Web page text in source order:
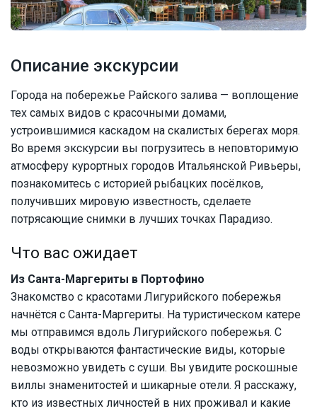
Описание экскурсии
Города на побережье Райского залива — воплощение
тех самых видов с красочными домами,
устроившимися каскадом на скалистых берегах моря.
Во время экскурсии вы погрузитесь в неповторимую
атмосферу курортных городов Итальянской Ривьеры,
познакомитесь с историей рыбацких посёлков,
получивших мировую известность, сделаете
потрясающие снимки в лучших точках Парадизо.
Что вас ожидает
Из Санта-Маргериты в Портофино
Знакомство с красотами Лигурийского побережья
начнётся с Санта-Маргериты. На туристическом катере
мы отправимся вдоль Лигурийского побережья. С
воды открываются фантастические виды, которые
невозможно увидеть с суши. Вы увидите роскошные
виллы знаменитостей и шикарные отели. Я расскажу,
кто из известных личностей в них проживал и какие